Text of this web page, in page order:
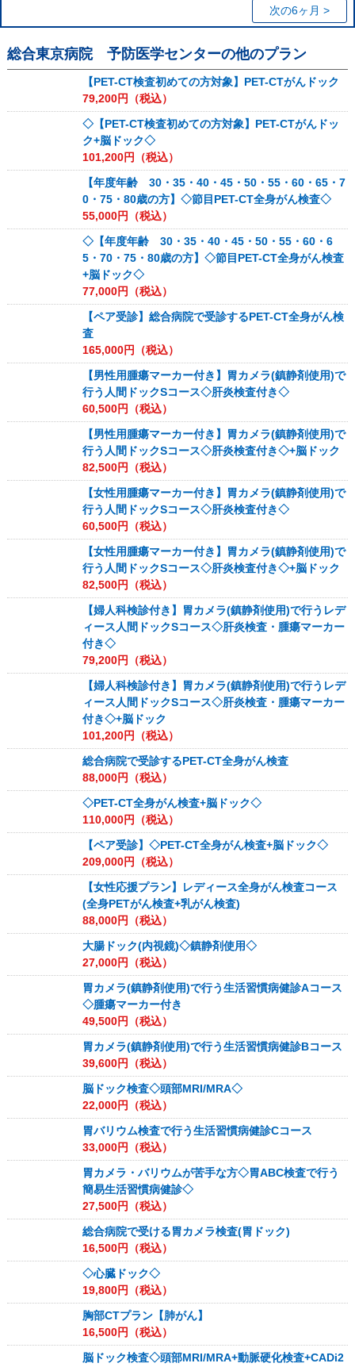
次の6ヶ月 >
総合東京病院 予防医学センターの他のプラン
【PET-CT検査初めての方対象】PET-CTがんドック
79,200円（税込）
◇【PET-CT検査初めての方対象】PET-CTがんドッ
ク+脳ドック◇
101,200円（税込）
【年度年齢 30・35・40・45・50・55・60・65・7
0・75・80歳の方】◇節目PET-CT全身がん検査◇
55,000円（税込）
◇【年度年齢 30・35・40・45・50・55・60・6
5・70・75・80歳の方】◇節目PET-CT全身がん検査
+脳ドック◇
77,000円（税込）
【ペア受診】総合病院で受診するPET-CT全身がん検
査
165,000円（税込）
【男性用腫瘍マーカー付き】胃カメラ(鎮静剤使用)で
行う人間ドックSコース◇肝炎検査付き◇
60,500円（税込）
【男性用腫瘍マーカー付き】胃カメラ(鎮静剤使用)で
行う人間ドックSコース◇肝炎検査付き◇+脳ドック
82,500円（税込）
【女性用腫瘍マーカー付き】胃カメラ(鎮静剤使用)で
行う人間ドックSコース◇肝炎検査付き◇
60,500円（税込）
【女性用腫瘍マーカー付き】胃カメラ(鎮静剤使用)で
行う人間ドックSコース◇肝炎検査付き◇+脳ドック
82,500円（税込）
【婦人科検診付き】胃カメラ(鎮静剤使用)で行うレデ
ィース人間ドックSコース◇肝炎検査・腫瘍マーカー
付き◇
79,200円（税込）
【婦人科検診付き】胃カメラ(鎮静剤使用)で行うレデ
ィース人間ドックSコース◇肝炎検査・腫瘍マーカー
付き◇+脳ドック
101,200円（税込）
総合病院で受診するPET-CT全身がん検査
88,000円（税込）
◇PET-CT全身がん検査+脳ドック◇
110,000円（税込）
【ペア受診】◇PET-CT全身がん検査+脳ドック◇
209,000円（税込）
【女性応援プラン】レディース全身がん検査コース
(全身PETがん検査+乳がん検査)
88,000円（税込）
大腸ドック(内視鏡)◇鎮静剤使用◇
27,000円（税込）
胃カメラ(鎮静剤使用)で行う生活習慣病健診Aコース
◇腫瘍マーカー付き
49,500円（税込）
胃カメラ(鎮静剤使用)で行う生活習慣病健診Bコース
39,600円（税込）
脳ドック検査◇頭部MRI/MRA◇
22,000円（税込）
胃バリウム検査で行う生活習慣病健診Cコース
33,000円（税込）
胃カメラ・バリウムが苦手な方◇胃ABC検査で行う
簡易生活習慣病健診◇
27,500円（税込）
総合病院で受ける胃カメラ検査(胃ドック)
16,500円（税込）
◇心臓ドック◇
19,800円（税込）
胸部CTプラン【肺がん】
16,500円（税込）
脳ドック検査◇頭部MRI/MRA+動脈硬化検査+CADi2